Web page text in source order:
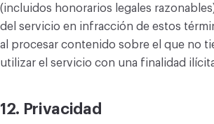
(incluidos honorarios legales
del servicio en infracción de estos
al procesar contenido sobre el que no
utilizar el servicio con una finalidad
12. Privacidad